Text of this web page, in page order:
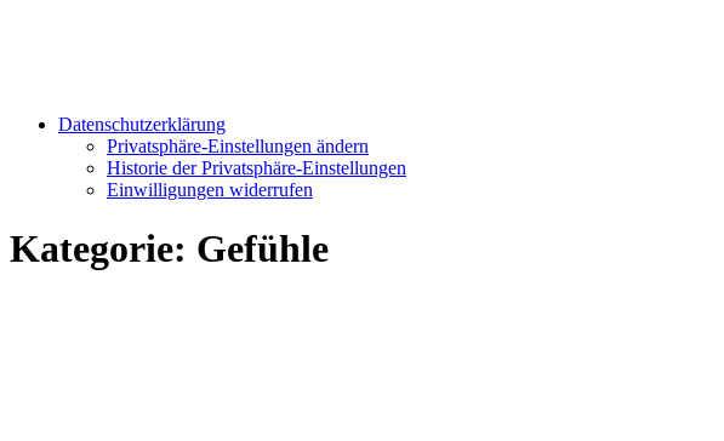
Datenschutzerklärung
Privatsphäre-Einstellungen ändern
Historie der Privatsphäre-Einstellungen
Einwilligungen widerrufen
Kategorie: Gefühle